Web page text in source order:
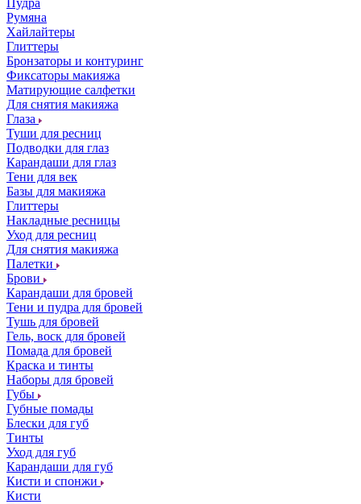
Пудра
Румяна
Хайлайтеры
Глиттеры
Бронзаторы и контуринг
Фиксаторы макияжа
Матирующие салфетки
Для снятия макияжа
Глаза
Туши для ресниц
Подводки для глаз
Карандаши для глаз
Тени для век
Базы для макияжа
Глиттеры
Накладные ресницы
Уход для ресниц
Для снятия макияжа
Палетки
Брови
Карандаши для бровей
Тени и пудра для бровей
Тушь для бровей
Гель, воск для бровей
Помада для бровей
Краска и тинты
Наборы для бровей
Губы
Губные помады
Блески для губ
Тинты
Уход для губ
Карандаши для губ
Кисти и спонжи
Кисти